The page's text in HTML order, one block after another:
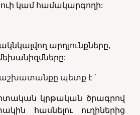
կամ համակարգողի:
ակնկալվող արդյունքները,
պետք է ՝
կրթական ծրագրով
հասնելու ուղիներից